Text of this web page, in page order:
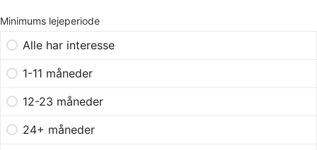
Minimums lejeperiode
Alle har interesse
1-11 måneder
12-23 måneder
24+ måneder